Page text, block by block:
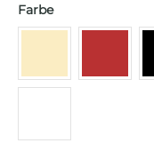
Farbeauswählen